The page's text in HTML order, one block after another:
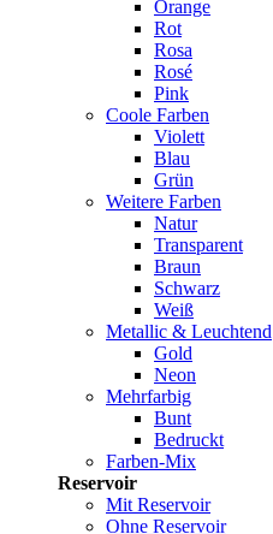
Orange
Rot
Rosa
Rosé
Pink
Coole Farben
Violett
Blau
Grün
Weitere Farben
Natur
Transparent
Braun
Schwarz
Weiß
Metallic & Leuchtend
Gold
Neon
Mehrfarbig
Bunt
Bedruckt
Farben-Mix
Reservoir
Mit Reservoir
Ohne Reservoir